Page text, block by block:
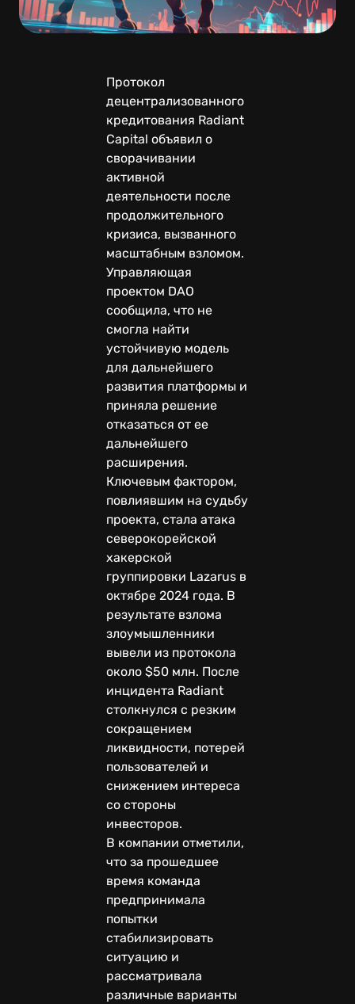
Протокол
децентрализованного
кредитования Radiant
Capital объявил о
сворачивании
активной
деятельности после
продолжительного
кризиса, вызванного
масштабным взломом.
Управляющая
проектом DAO
сообщила, что не
смогла найти
устойчивую модель
для дальнейшего
развития платформы и
приняла решение
отказаться от ее
дальнейшего
расширения.
Ключевым фактором,
повлиявшим на судьбу
проекта, стала атака
северокорейской
хакерской
группировки Lazarus в
октябре 2024 года. В
результате взлома
злоумышленники
вывели из протокола
около $50 млн. После
инцидента Radiant
столкнулся с резким
сокращением
ликвидности, потерей
пользователей и
снижением интереса
со стороны
инвесторов.
В компании отметили,
что за прошедшее
время команда
предпринимала
попытки
стабилизировать
ситуацию и
рассматривала
различные варианты